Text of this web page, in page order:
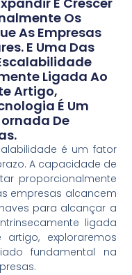
Os
As Empresas
E Uma Das
Ligada Ao
Artigo,
É Um
De
é um fator
A capacidade de
proporcionalmente
empresas alcancem
para alcançar a
ligada
exploraremos
fundamental na